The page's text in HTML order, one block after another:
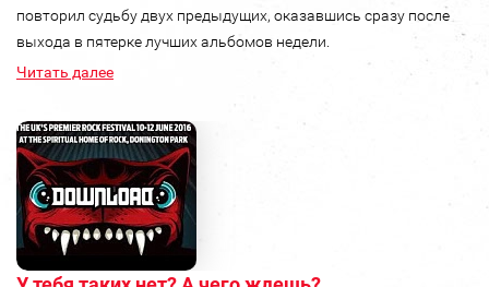
повторил судьбу двух предыдущих, оказавшись сразу после
выхода в пятерке лучших альбомов недели.
Читать далее